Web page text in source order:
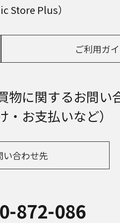
Store Plus）
ご利用ガ
物に関するお問い
・お支払いなど）
い合わせ先
872-086